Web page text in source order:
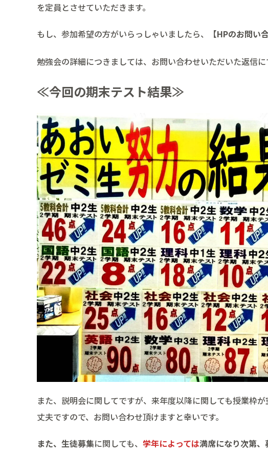
を定員とさせていただきます。
もし、参加希望の方がいらっしゃいましたら、【HPのお問い
勉強会の詳細につきましては、お問い合わせいただいた返信
≪今回の期末テスト結果≫
また、説明会に関してですが、来年度以降に関しても授業枠
丈夫ですので、お問い合わせ頂けますと幸いです。
また、生徒募集に関しても、 学年によっては満席になり次第